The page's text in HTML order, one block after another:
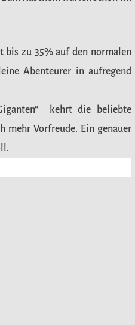
bis zu 35% auf den normalen
Abenteurer in aufregend
kehrt die beliebte
mehr Vorfreude. Ein genauer